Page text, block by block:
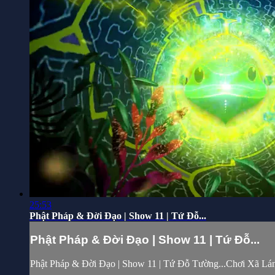
25:53
Phật Pháp & Đời Đạo | Show 11 | Tứ Đỗ...
Phật Pháp & Đời Đạo | Show 11 | Tứ Đỗ...
Phật Pháp & Đời Đạo | Show 11 | Tứ Đỗ Tường...Chơi Xã